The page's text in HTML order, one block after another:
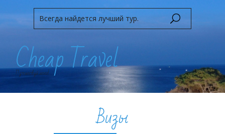
Cheap Travel
Путешествуй легко!
Визы